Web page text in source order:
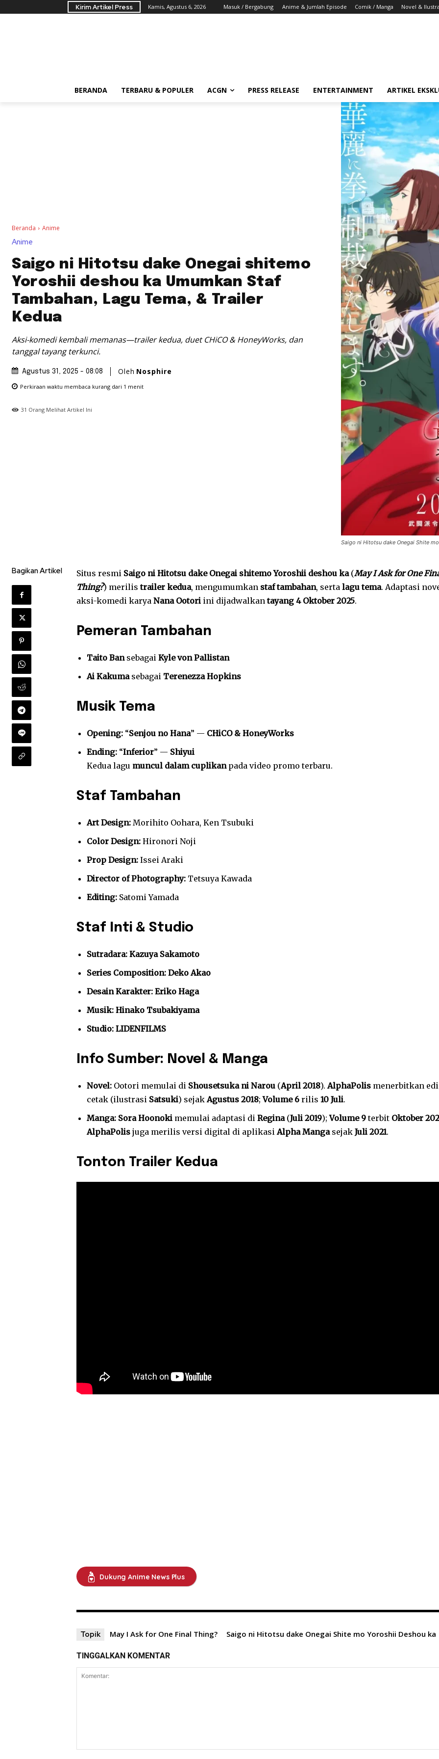
Kirim Artikel Press Kamis, Agustus 6, 2026 Masuk / Bergabung Anime & Jumlah Episode Comik / Manga Novel &
BERANDA TERBARU & POPULER ACGN PRESS RELEASE ENTERTAINMENT ARTIKEL
Beranda Anime
Anime
Saigo ni Hitotsu dake Onegai shitemo
Yoroshii deshou ka Umumkan Staf
Tambahan, Lagu Tema, & Trailer
Kedua
Aksi-komedi kembali memanas—trailer kedua, duet CHiCO & HoneyWorks, dan
tanggal tayang terkunci.
Agustus 31, 2025 - 08:08 Oleh Nosphire
Perkiraan waktu membaca kurang dari 1 menit
31 Orang Melihat Artikel Ini
Saigo ni Hitotsu dake Onegai Shite
Bagikan Artikel Situs resmi Saigo ni Hitotsu dake Onegai shitemo Yoroshii deshou ka(May I Ask for One
Thing?) merilistrailer kedua, mengumumkan staf tambahan, serta lagu tema. Adaptasi
aksi-komedi karya Nana Ootoriini dijadwalkantayang 4 Oktober 2025.
Pemeran Tambahan
Taito Bansebagai Kyle von Pallistan
Ai Kakumasebagai Terenezza Hopkins
Musik Tema
Opening:“Senjou no Hana” — CHiCO & HoneyWorks
Ending:“Inferior” — Shiyui
Kedua lagu muncul dalam cuplikanpada video promo terbaru.
Staf Tambahan
Art Design:Morihito Oohara, Ken Tsubuki
Color Design:Hironori Noji
Prop Design:Issei Araki
Director of Photography:Tetsuya Kawada
Editing:Satomi Yamada
Staf Inti & Studio
Sutradara: Kazuya Sakamoto
Series Composition: Deko Akao
Desain Karakter: Eriko Haga
Musik: Hinako Tsubakiyama
Studio: LIDENFILMS
Info Sumber: Novel & Manga
Novel:Ootori memulai di Shousetsuka ni Narou(April 2018).AlphaPolismenerbitkan
cetak (ilustrasi Satsuki) sejakAgustus 2018;Volume 6rilis 10 Juli.
Manga: Sora Hoonokimemulai adaptasi di Regina(Juli 2019);Volume 9terbit Oktober
AlphaPolisjuga merilis versi digital di aplikasiAlpha Mangasejak Juli 2021.
Tonton Trailer Kedua
Dukung Anime News Plus
Topik May I Ask for One Final Thing? Saigo ni Hitotsu dake Onegai Shite mo Yoroshii Deshou ka
TINGGALKAN KOMENTAR